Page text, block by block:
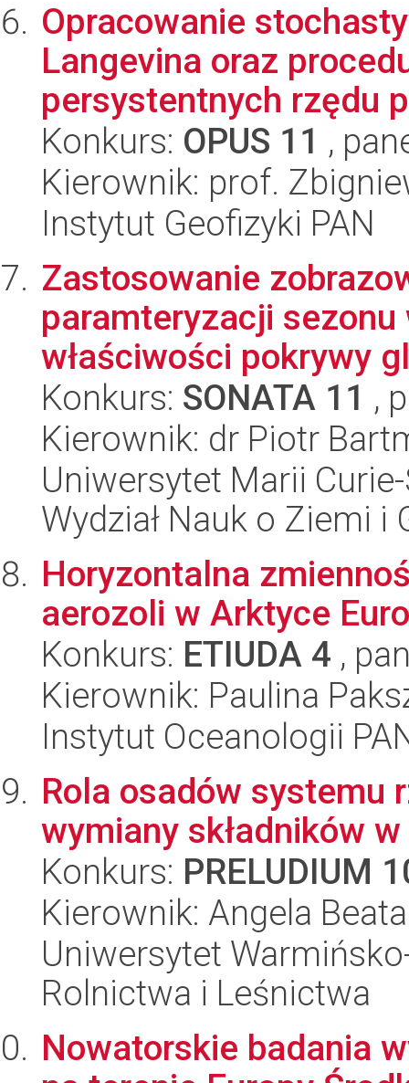
Opracowanie
Langevina oraz
persystentnych rzędu
Konkurs: OPUS 11 ,
Kierownik: prof.
Instytut Geofizyki PAN
Zastosowanie
paramteryzacji
właściwości pokrywy
Konkurs: SONATA 11 ,
Kierownik: dr Piotr
Uniwersytet Marii
Wydział Nauk o Ziemi
Horyzontalna
aerozoli w Arktyce
Konkurs: ETIUDA 4 ,
Kierownik: Paulina
Instytut Oceanologii
Rola osadów systemu
wymiany składników
Konkurs: PRELUDIUM
Kierownik: Angela
Uniwersytet
Rolnictwa i Leśnictwa
Nowatorskie badania